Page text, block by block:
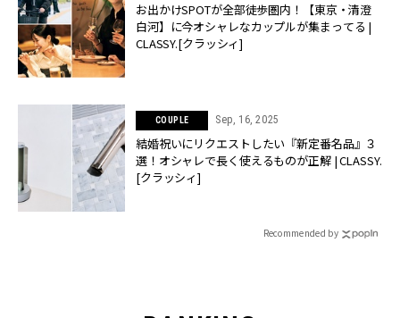
お出かけSPOTが全部徒歩圏内！【東京・清澄
白河】に今オシャレなカップルが集まってる |
CLASSY.[クラッシィ]
COUPLE Sep, 16, 2025
結婚祝いにリクエストしたい『新定番名品』３
選！オシャレで長く使えるものが正解 | CLASSY.
[クラッシィ]
Recommended by